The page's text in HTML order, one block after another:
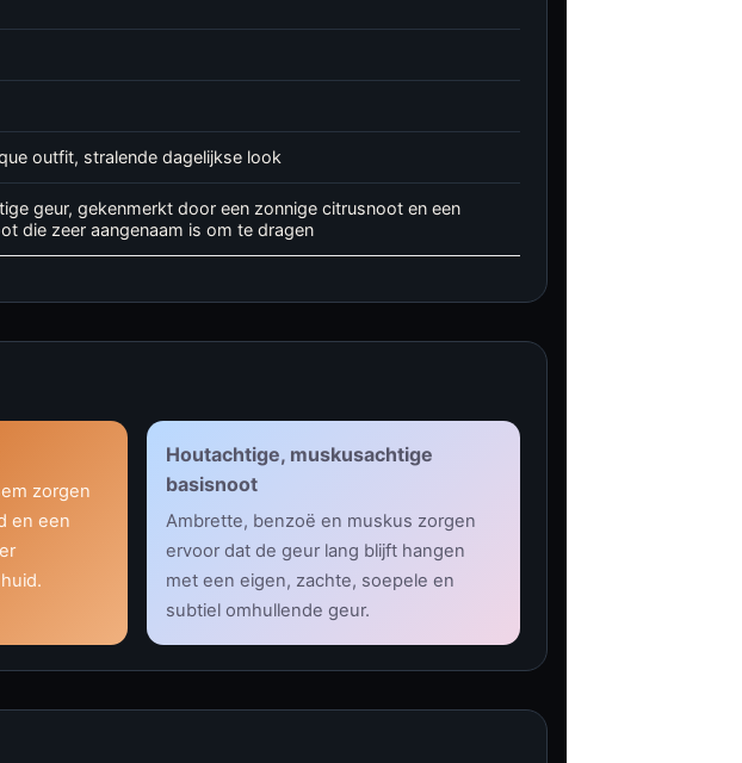
outfit, stralende dagelijkse look
geur, gekenmerkt door een zonnige citrusnoot en een
die zeer aangenaam is om te dragen
zorgen
en een
Houtachtige, muskusachtige
basisnoot
Ambrette, benzoë en muskus zorgen
ervoor dat de geur lang blijft hangen
met een eigen, zachte, soepele en
subtiel omhullende geur.